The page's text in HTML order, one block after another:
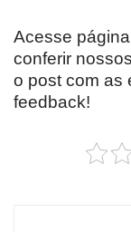
Acesse
conferir
o post com as
feedback!